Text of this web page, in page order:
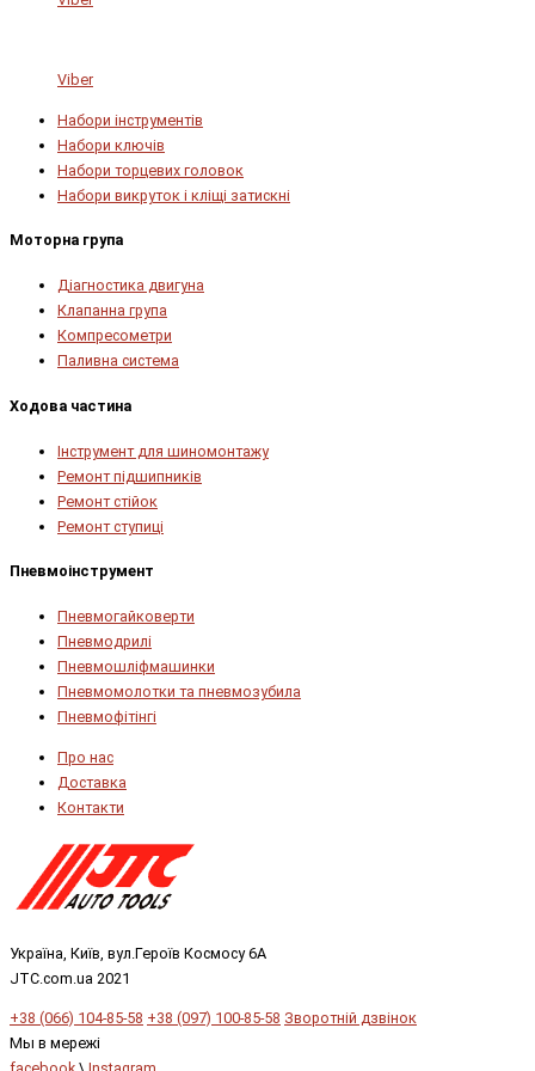
Viber
Набори інструментів
Набори ключів
Набори торцевих головок
Набори викруток і кліщі затискні
Моторна група
Діагностика двигуна
Клапанна група
Компресометри
Паливна система
Ходова частина
Інструмент для шиномонтажу
Ремонт підшипників
Ремонт стійок
Ремонт ступиці
Пневмоінструмент
Пневмогайковерти
Пневмодрилі
Пневмошліфмашинки
Пневмомолотки та пневмозубила
Пневмофітінгі
Про нас
Доставка
Контакти
Україна, Київ, вул.Героїв Космосу 6А
JTC.com.ua 2021
+38 (066) 104-85-58 +38 (097) 100-85-58 Зворотній дзвінок
Мы в мережі